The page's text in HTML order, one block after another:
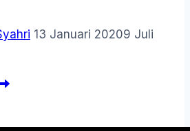
13 Januari 20209 Juli